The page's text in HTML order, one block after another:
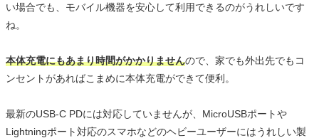
い場合でも、モバイル機器を安心して利用できるのがうれしいです
ね。
本体充電にもあまり時間がかかりませんので、家でも外出先でもコ
ンセントがあればこまめに本体充電ができて便利。
最新のUSB-C PDには対応していませんが、MicroUSBポートや
Lightningポート対応のスマホなどのヘビーユーザーにはうれしい製